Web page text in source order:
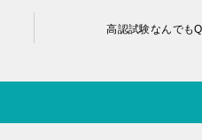
高認試験なんでも